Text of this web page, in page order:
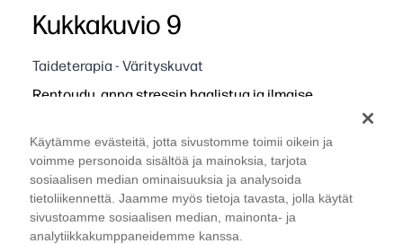
Kukkakuvio 9
Taideterapia - Värityskuvat
Rentoudu, anna stressin haalistua ja ilmaise
Miksi se toimii:
Tulostettava ilman valmistelua - voit painaa
Yksityiskohtainen kukkakuvio - pitää sinut
Monipuolinen ja helppokäyttöinen rauhoittaviin
Uudelleenkäytettävä - uusintapainos tutki tuoreita
Käytämme evästeitä, jotta sivustomme toimii oikein ja
voimme personoida sisältöä ja mainoksia, tarjota
sosiaalisen median ominaisuuksia ja analysoida
tietoliikennettä. Jaamme myös tietoja tavasta, jolla käytät
sivustoamme sosiaalisen median, mainonta- ja
analytiikkakumppaneidemme kanssa.